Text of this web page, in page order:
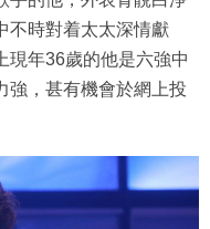
不時對着太太深情獻
現年36歲的他是六強中
強，甚有機會於網上投